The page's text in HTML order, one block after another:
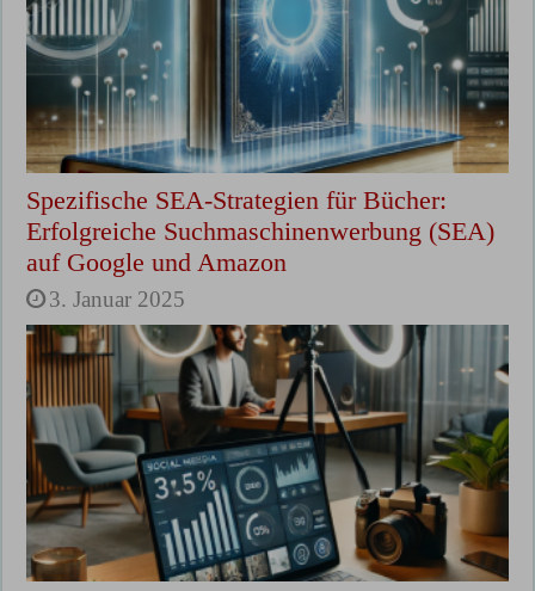
Spezifische SEA-Strategien für Bücher:
Erfolgreiche Suchmaschinenwerbung (SEA)
auf Google und Amazon
3. Januar 2025